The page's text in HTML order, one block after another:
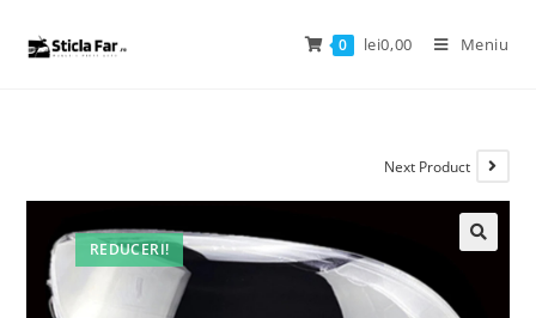
0 lei0,00 Meniu
REDUCERI!
Next Product